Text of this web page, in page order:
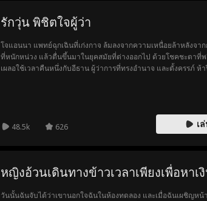
รักวุ่น พิชิตใจผู้ว่า
โจแอนนา แพทย์ฉุกเฉินที่เก่งกาจ ล้มลงจากความเหนื่อยล้าหลังจา
ที่หนักหน่วง แล้วตื่นขึ้นมาในยุคสมัยที่ต่างออกไป ด้วยโชคชะตาที่พ
เผลอใช้เวลาคืนหนึ่งกับอีธาน ผู้ว่าการที่ทรงอำนาจ และตั้งครรภ์ ห้
48.5k 626 เ
หญิงอ้วนเดินทางข้าวเวลาเพียงเพื่อหาเ
วันนั้นฉันจับได้ว่าเขานอกใจฉันในห้องทดลอง และเมื่อฉันเผชิญหน้